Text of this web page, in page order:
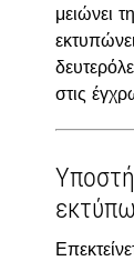
μειώνει
στις